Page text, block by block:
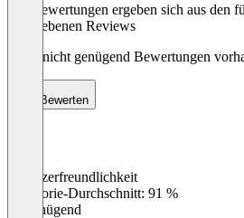
Die Bewertungen ergeben sich aus
abgegebenen Reviews
Noch nicht genügend Bewertungen
Bewerten
Benutzerfreundlichkeit
Kategorie-Durchschnitt: 91 %
Ungenügend